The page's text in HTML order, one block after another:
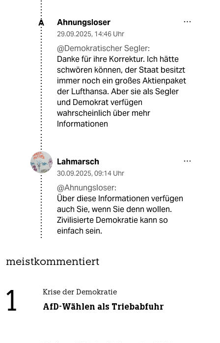
A Ahnungsloser
29.09.2025, 14:46 Uhr
@Demokratischer Segler:
Danke für ihre Korrektur. Ich hätte
schwören können, der Staat besitzt
immer noch ein großes Aktienpaket
der Lufthansa. Aber sie als Segler
und Demokrat verfügen
wahrscheinlich über mehr
Informationen
Lahmarsch
30.09.2025, 09:14 Uhr
@Ahnungsloser:
Über diese Informationen verfügen
auch Sie, wenn Sie denn wollen.
Zivilisierte Demokratie kann so
einfach sein.
meistkommentiert
1 Krise der Demokratie
AfD-Wählen als Triebabfuhr